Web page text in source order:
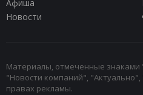
Афиша
Новости
Материалы, отмеченные знаками
"Новости компаний",
правах рекламы.